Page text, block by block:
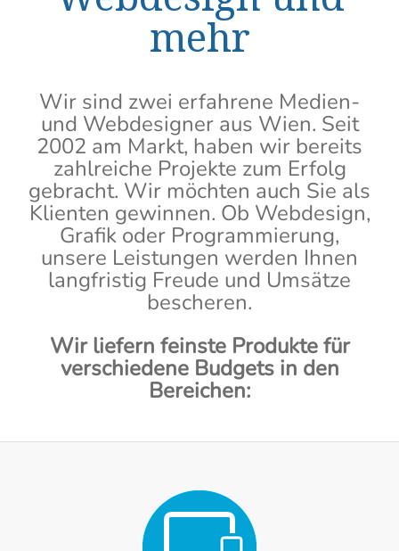
mehr
Wir sind zwei erfahrene Medien-
und Webdesigner aus Wien. Seit
2002 am Markt, haben wir bereits
zahlreiche Projekte zum Erfolg
gebracht. Wir möchten auch Sie als
Klienten gewinnen. Ob Webdesign,
Grafik oder Programmierung,
unsere Leistungen werden Ihnen
langfristig Freude und Umsätze
bescheren.
Wir liefern feinste Produkte für
verschiedene Budgets in den
Bereichen: